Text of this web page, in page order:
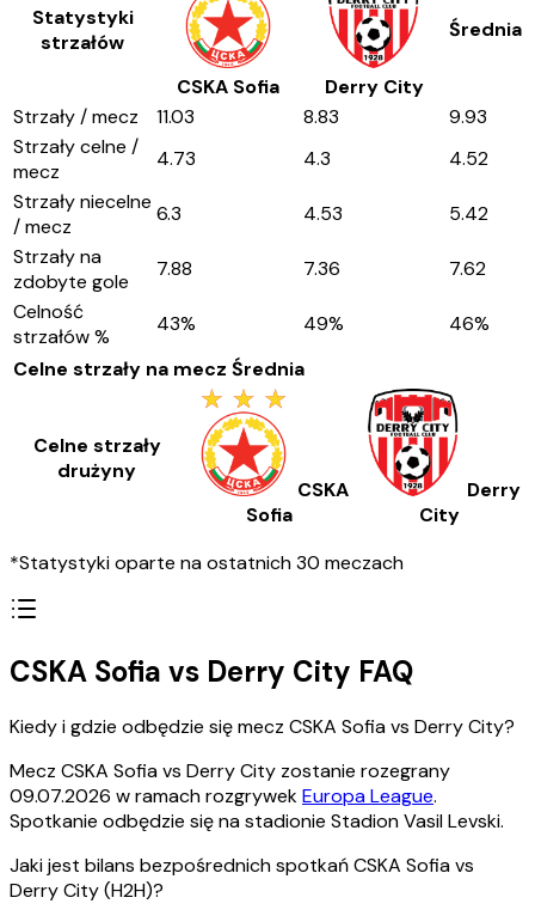
Statystyki
strzałów
CSKA Sofia
Derry City
Średnia
Strzały / mecz 11.03 8.83
9.93
Strzały celne /
mecz
4.73 4.3
4.52
Strzały niecelne
/ mecz
6.3 4.53
5.42
Strzały na
zdobyte gole
7.88 7.36
7.62
Celność
strzałów %
43% 49% 46%
Celne strzały na mecz Średnia
Celne strzały
drużyny
CSKA
Sofia
Derry
City
*Statystyki oparte na ostatnich 30 meczach
CSKA Sofia vs Derry City FAQ
Kiedy i gdzie odbędzie się mecz CSKA Sofia vs Derry City?
Mecz CSKA Sofia vs Derry City zostanie rozegrany
09.07.2026 w ramach rozgrywekEuropa League.
Spotkanie odbędzie się na stadionie Stadion Vasil Levski.
Jaki jest bilans bezpośrednich spotkań CSKA Sofia vs
Derry City (H2H)?